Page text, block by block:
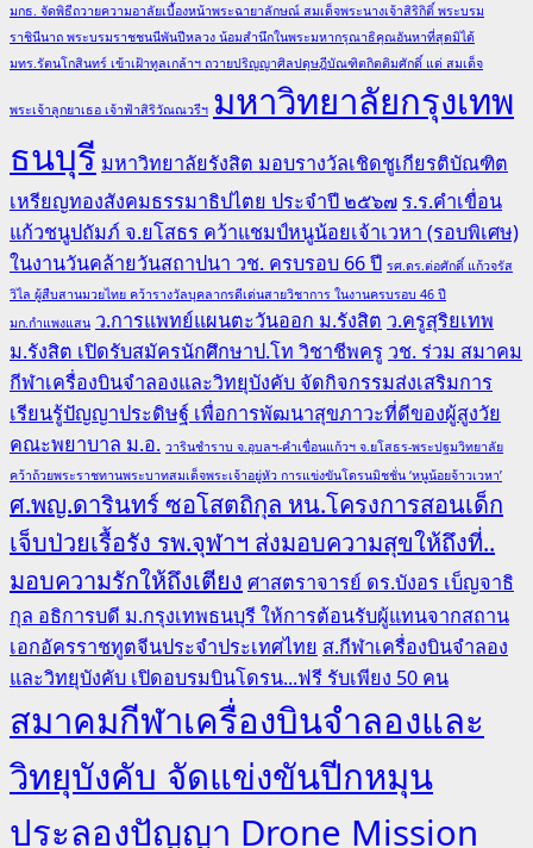
มกธ. จัดพิธีถวายความอาลัยเบื้องหน้าพระฉายาลักษณ์ สมเด็จพระนางเจ้าสิริกิติ์ พระบรม
ราชินีนาถ พระบรมราชชนนีพันปีหลวง น้อมสำนึกในพระมหากรุณาธิคุณอันหาที่สุดมิได้
มทร.รัตนโกสินทร์ เข้าเฝ้าทูลเกล้าฯ ถวายปริญญาศิลปดุษฎีบัณฑิตกิตติมศักดิ์ แด่ สมเด็จ
พระเจ้าลูกยาเธอ เจ้าฟ้าสิริวัณณวรีฯ มหาวิทยาลัยกรุงเทพ
ธนบุรี มหาวิทยาลัยรังสิต มอบรางวัลเชิดชูเกียรติบัณฑิต
เหรียญทองสังคมธรรมาธิปไตย ประจำปี ๒๕๖๗ ร.ร.คำเขื่อน
แก้วชนูปถัมภ์ จ.ยโสธร คว้าแชมป์หนูน้อยเจ้าเวหา (รอบพิเศษ)
ในงานวันคล้ายวันสถาปนา วช. ครบรอบ 66 ปี รศ.ดร.ต่อศักดิ์ แก้วจรัส
วิไล ผู้สืบสานมวยไทย คว้ารางวัลบุคลากรดีเด่นสายวิชาการ ในงานครบรอบ 46 ปี
มก.กำแพงแสน ว.การแพทย์แผนตะวันออก ม.รังสิต ว.ครูสุริยเทพ
ม.รังสิต เปิดรับสมัครนักศึกษาป.โท วิชาชีพครู วช. ร่วม สมาคม
กีฬาเครื่องบินจำลองและวิทยุบังคับ จัดกิจกรรมส่งเสริมการ
เรียนรู้ปัญญาประดิษฐ์ เพื่อการพัฒนาสุขภาวะที่ดีของผู้สูงวัย
คณะพยาบาล ม.อ. วารินชำราบ จ.อุบลฯ-คำเขื่อนแก้วฯ จ.ยโสธร-พระปฐมวิทยาลัย
คว้าถ้วยพระราชทานพระบาทสมเด็จพระเจ้าอยู่หัว การแข่งขันโดรนมิชชั่น ‘หนูน้อยจ้าวเวหา’
ศ.พญ.ดารินทร์ ซอโสตถิกุล หน.โครงการสอนเด็ก
เจ็บป่วยเรื้อรัง รพ.จุฬาฯ ส่งมอบความสุขให้ถึงที่..
มอบความรักให้ถึงเตียง ศาสตราจารย์ ดร.บังอร เบ็ญจาธิ
กุล อธิการบดี ม.กรุงเทพธนบุรี ให้การต้อนรับผู้แทนจากสถาน
เอกอัครราชทูตจีนประจำประเทศไทย ส.กีฬาเครื่องบินจำลอง
และวิทยุบังคับ เปิดอบรมบินโดรน...ฟรี รับเพียง 50 คน
สมาคมกีฬาเครื่องบินจำลองและ
วิทยุบังคับ จัดแข่งขันปีกหมุน
ประลองปัญญา Drone Mission